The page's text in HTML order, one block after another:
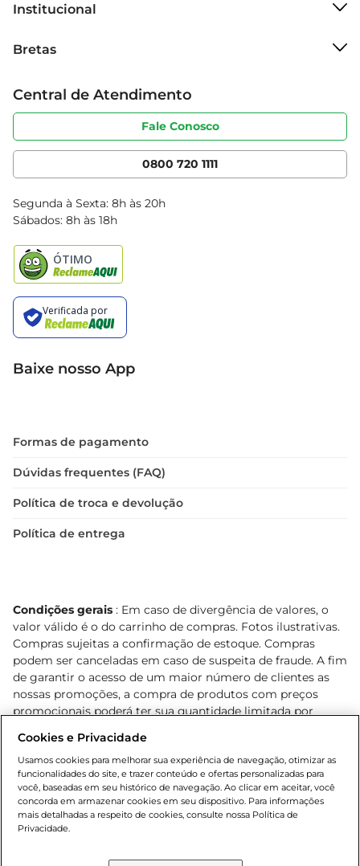
Institucional
Grupo Cencosud
Sobre privacidade
Portal do fornecedor
Cencosud Media
Bretas
Produtos Bretas
Código de ética
Serviços
Clube Bretas
Blog Bretas
Black Friday
Central de Atendimento
Fale Conosco
0800 720 1111
Segunda à Sexta: 8h às 20h
Sábados: 8h às 18h
Baixe nosso App
Formas de pagamento
Dúvidas frequentes (FAQ)
Política de troca e devolução
Política de entrega
Condições gerais : Em caso de divergência de valores, o
valor válido é o do carrinho de compras. Fotos ilustrativas.
Compras sujeitas a confirmação de estoque. Compras
podem ser canceladas em caso de suspeita de fraude. A fim
de garantir o acesso de um maior número de clientes as
nossas promoções, a compra de produtos com preços
promocionais poderá ter sua quantidade limitada por
o e-commerce e válidos durante o dia de hoje, podendo
sofrer alterações sem prévia notificação. Proibida a venda
de bebidas alcoólicas para menores de 18 anos, conforme
Lei n.º 8069/90, art. 81, inciso II (Estatuto da Criança e do
Adolescente). Preços e condições exclusivos para o
www.bretas.com.br
Cookies e Privacidade
Usamos cookies para melhorar sua experiência de navegação, otimizar as
funcionalidades do site, e trazer conteúdo e ofertas personalizadas para
você, baseadas em seu histórico de navegação. Ao clicar em aceitar, você
concorda em armazenar cookies em seu dispositivo. Para informações
mais detalhadas a respeito de cookies, consulte nossa Política de
Privacidade.